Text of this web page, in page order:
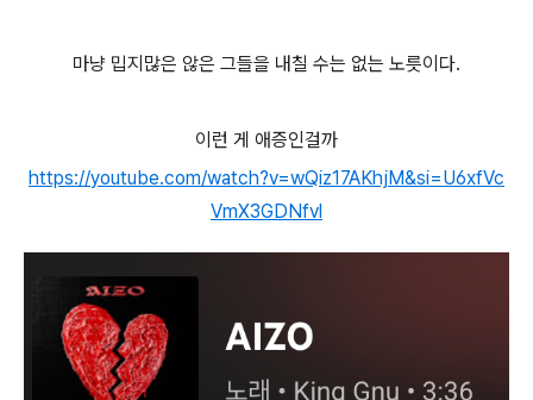
마냥 밉지많은 않은 그들을 내칠 수는 없는 노릇이다.
이런 게 애증인걸까
https://youtube.com/watch?v=wQiz17AKhjM&si=U6xfVc
VmX3GDNfvl